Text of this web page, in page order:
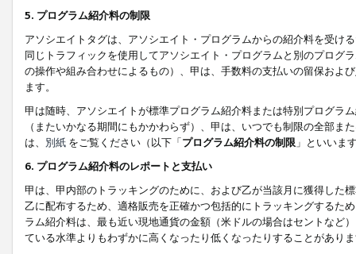
5. プログラム紹介料の制限
アソシエイトタグは、アソシエイト・プログラムからの紹介料を受け
同じトラフィックを使用してアソシエイト・プログラムと別のプログ
の操作や組み合わせによるもの）、甲は、手数料の支払いの留保およ
ます。
甲は随時、アソシエイトが標準プログラム紹介料または特別プログラ
（またいかなる期間にもかかわらず）、甲は、いつでも制限の全部
は、 別紙 をご覧ください（以下「プログラム紹介料の制限 」といいま
6. プログラム紹介料のレポートと支払い
甲は、甲内部のトラッキングのために、および乙が当該月に獲得した
乙に配布するため、適格販売を正確かつ包括的にトラッキングするた
ラム紹介料は、最も近い現地通貨の金額（米ドルの場合はセントなど
ている水準よりもわずかに高くなったり低くなったりすることがあり